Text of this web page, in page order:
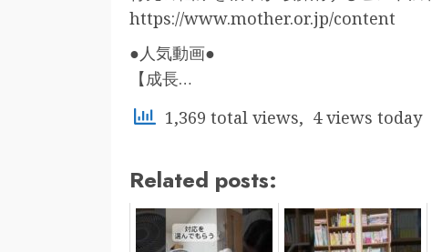
https://www.mother.or.jp/content
●人気動画●
【成長…
1,369 total views, 4 views today
Related posts: